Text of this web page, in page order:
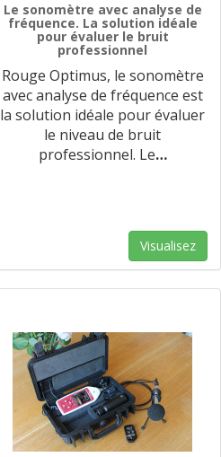
Le sonomètre avec analyse de
fréquence. La solution idéale
pour évaluer le bruit
professionnel
Rouge Optimus, le sonomètre
avec analyse de fréquence est
la solution idéale pour évaluer
le niveau de bruit
professionnel. Le…
Visualisez